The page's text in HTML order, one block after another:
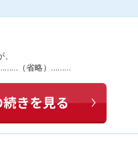
………（省略）………